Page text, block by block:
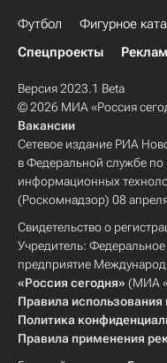
Футбол Фигурное
Спецпроекты
Версия 2023.1 Beta
© 2026 МИА «Россия
Вакансии
Сетевое издание РИА
в Федеральной службе по
информационных
(Роскомнадзор) 08
Свидетельство о
Учредитель: Федеральное
предприятие
«Россия сегодня» (МИА
Правила
Политика
Правила применения